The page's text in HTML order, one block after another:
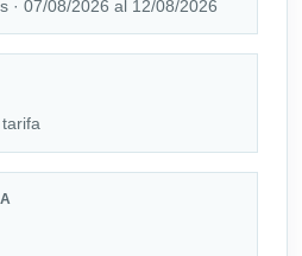
· 07/08/2026 al 12/08/2026